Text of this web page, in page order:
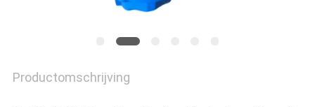
Productomschrijving